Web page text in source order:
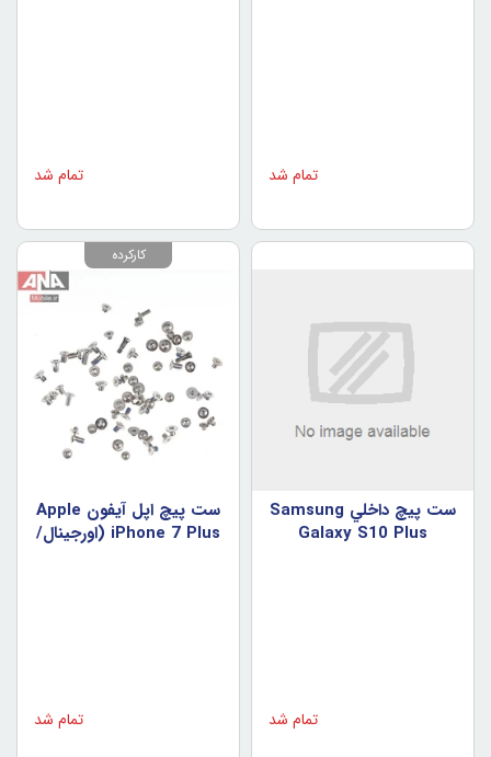
تمام شد تمام شد
ست پيچ داخلي Samsung
Galaxy S10 Plus
تمام شد
کارکرده
ست پيچ اپل آيفون Apple
iPhone 7 Plus (اورجينال/
تمام شد